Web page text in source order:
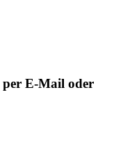
per E-Mail oder